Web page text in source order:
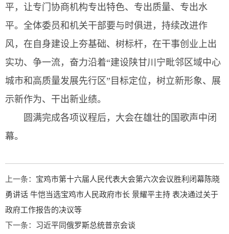
平，让专门协商机构专出特色、专出质量、专出水
平。全体委员和机关干部要与时俱进，持续改进作
风，在自身建设上夯基础、树标杆，在干事创业上出
实功、争一流，奋力沿着“建设陕甘川宁毗邻区域中心
城市和高质量发展先行区”目标定位，树立新形象、展
示新作为、干出新业绩。
圆满完成各项议程后，大会在雄壮的国歌声中闭
幕。
上一条： 宝鸡市第十六届人民代表大会第六次会议胜利闭幕陈晓
勇讲话 牛恺当选宝鸡市人民政府市长 景耀平主持 表决通过关于
政府工作报告的决议等
下一条： 习近平同俄罗斯总统普京会谈